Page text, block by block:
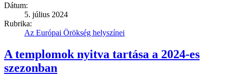
Dátum:
5. július 2024
Rubrika:
Az Európai Örökség helyszínei
A templomok nyitva tartása a 2024-es
szezonban